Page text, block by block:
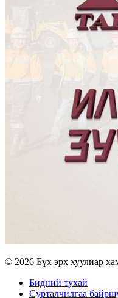
© 2026 Бүх эрх хуулиар
Бидний тухай
Сурталчилгаа